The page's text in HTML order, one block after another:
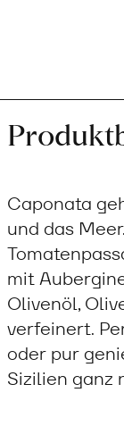
Caponata
und das
mit
Olivenöl,
verfeinert.
oder pur
Sizilien ganz